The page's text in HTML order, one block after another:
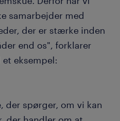
samarbejder med
der er stærke inden
end os", forklarer
eksempel:
der spørger, om vi kan